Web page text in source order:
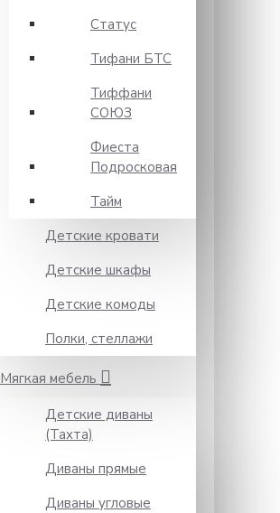
Статус
Тифани БТС
Тиффани
СОЮЗ
Фиеста
Подросковая
Тайм
Детские кровати
Детские шкафы
Детские комоды
Полки, стеллажи
Мягкая мебель
Детские диваны
(Тахта)
Диваны прямые
Диваны угловые